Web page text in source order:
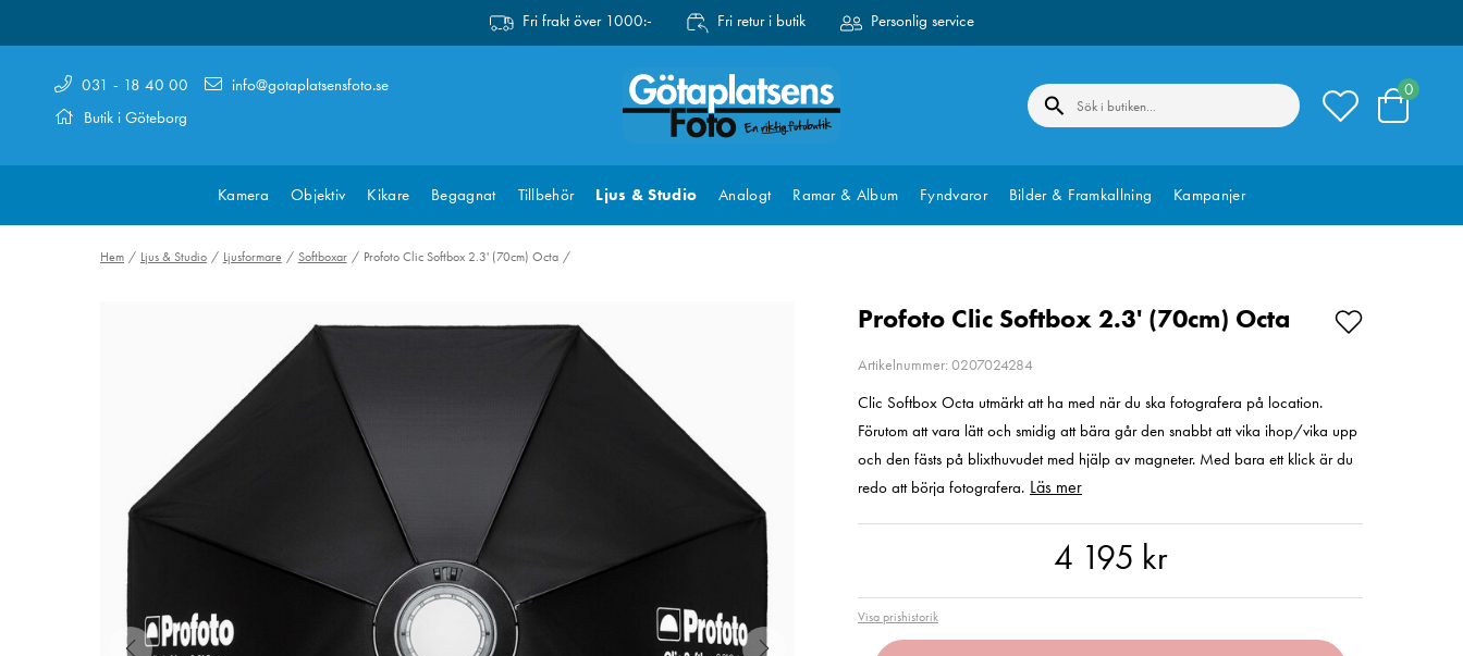
Fri frakt över 1000:- Fri retur i butik Personlig service
031 - 18 40 00
Butik i Göteborg
info@gotaplatsensfoto.se 0
Kamera Objektiv Kikare Begagnat Tillbehör Ljus & Studio Analogt Ramar & Album Fyndvaror Bilder & Framkallning Kampanjer
Hem Ljus & Studio Ljusformare Softboxar Profoto Clic Softbox 2.3' (70cm) Octa
Profoto Clic Softbox 2.3' (70cm) Octa
Artikelnummer: 0207024284
Clic Softbox Octa utmärkt att ha med när du ska fotografera på location.
Förutom att vara lätt och smidig att bära går den snabbt att vika ihop/vika upp
och den fästs på blixthuvudet med hjälp av magneter. Med bara ett klick är du
redo att börja fotografera. Läs mer
4 195 kr
Visa prishistorik